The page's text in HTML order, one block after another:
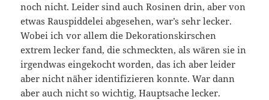
noch nicht. Leider sind auch Rosinen drin, aber von
etwas Rauspiddelei abgesehen, war’s sehr lecker.
Wobei ich vor allem die Dekorationskirschen
extrem lecker fand, die schmeckten, als wären sie in
irgendwas eingekocht worden, das ich aber leider
aber nicht näher identifizieren konnte. War dann
aber auch nicht so wichtig, Hauptsache lecker.